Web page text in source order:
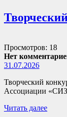
Просмотров: 18
Нет
31.07.2026
Творческий
Ассоциации
Читать далее